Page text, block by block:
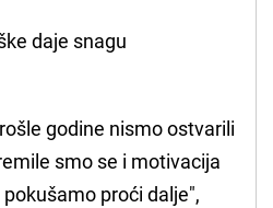
daje snagu
godine nismo ostvarili
smo se i motivacija
proći dalje",